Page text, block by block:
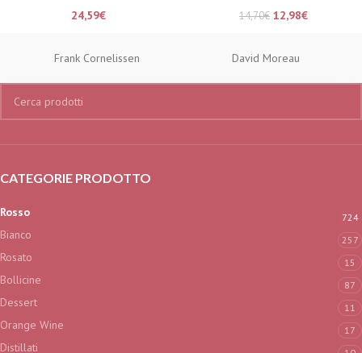
24,59€ 14,70€ 12,98€
Frank Cornelissen David Moreau
CATEGORIE PRODOTTO
Rosso 724
Bianco 257
Rosato 15
Bollicine 87
Dessert 11
Orange Wine 17
Distillati